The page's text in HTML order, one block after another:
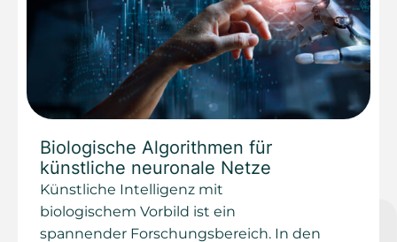
Biologische Algorithmen für
künstliche neuronale Netze
Künstliche Intelligenz mit
biologischem Vorbild ist ein
spannender Forschungsbereich. In den